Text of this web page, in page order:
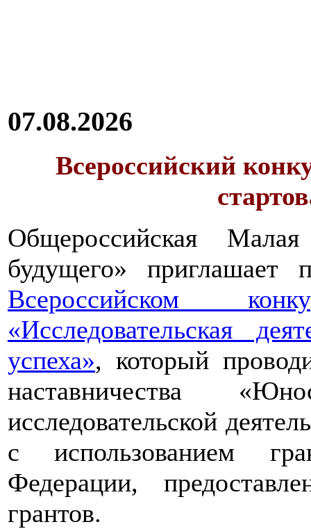
07.08.2026
Всероссийский
Общероссийская
будущего» приглашает
Всероссийском
«Исследовательская
успеха», который
наставничества
исследовательской
с использованием
Федерации,
грантов.